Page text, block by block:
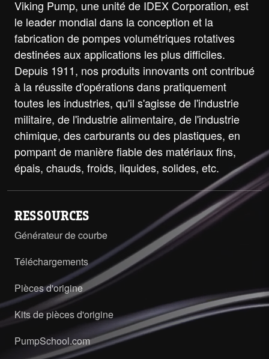
Viking Pump, une unité de IDEX Corporation, est
le leader mondial dans la conception et la
fabrication de pompes volumétriques rotatives
destinées aux applications les plus difficiles.
Depuis 1911, nos produits innovants ont contribué
à la réussite d'opérations dans pratiquement
toutes les industries, qu'il s'agisse de l'industrie
militaire, de l'industrie alimentaire, de l'industrie
chimique, des carburants ou des plastiques, en
pompant de manière fiable des matériaux fins,
épais, chauds, froids, liquides, solides, etc.
RESSOURCES
Générateur de courbe
Téléchargements
Pièces d'origine
Kits de pièces d'origine
PumpSchool.com